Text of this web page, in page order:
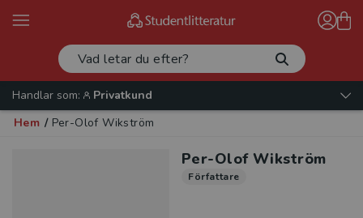
Handlar som:
Privatkund
Hem / Per-Olof Wikström
Per-Olof Wikström
Författare